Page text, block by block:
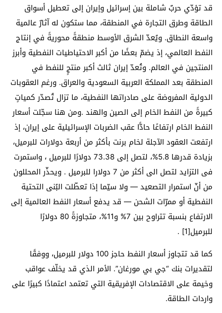
قد تؤدّي حربٌ شاملة بين إسرائيل وإيران إلى تعطيل أسواق
الطاقة وطرق التجارة في المنطقة، مما ستكون له آثارٌ عالمية
واسعة النطاق. ويُعدّ الشرق الأوسط منطقةً محوريةً في إنتاج
النفط العالمي، إذ يضمّ بعضًا من أكبر الاحتياطيات النفطية وأبرز
المنتجين في العالم. وتُعدّ إيران ثالث أكبر منتجٍ للنفط في
المنطقة بعد المملكة العربية السعودية والعراق. ورغم العقوبات
الدولية المفروضة على صادراتها النفطية، ما تزال تُصدّر كمياتٍ
كبيرةً من النفط الخام إلى الصين والهند .ومن هنا سجّلت أسعار
النفط الخام ارتفاعًا حادًّا عقب الضربات الإسرائيلية على إيران، إذ
ارتفعت العقود الآجلة لخام برنت بأكثر من أربعة دولارات للبرميل،
بزيادة قدرها 5.8%، لتصل إلى 73.38 دولارًا للبرميل ، واستمرت
فى التزايد لتصل الى أكثر من 7 دولارا للبرميل . ويحذّر المحللون
من أنّ استمرار التصعيد — ولا سيّما إذا تعطّلت البُنى التحتية
النفطية أو ممرّات الشحن — قد يدفع أسعار النفط العالمية إلى
الارتفاع بنسبة تتراوح بين 7% و11%، متجاوزةً 80 دولارًا
للبرميل[1] .
كما قد تتجاوز أسعار النفط حاجز 100 دولار للبرميل، ووفقًا
لتقديرات بنك “جي بي مورغان”. الأمر الذي قد يخلّف عواقب
وخيمة على الاقتصادات الإفريقية التي تعتمد اعتمادًا كبيرًا على
واردات الطاقة.